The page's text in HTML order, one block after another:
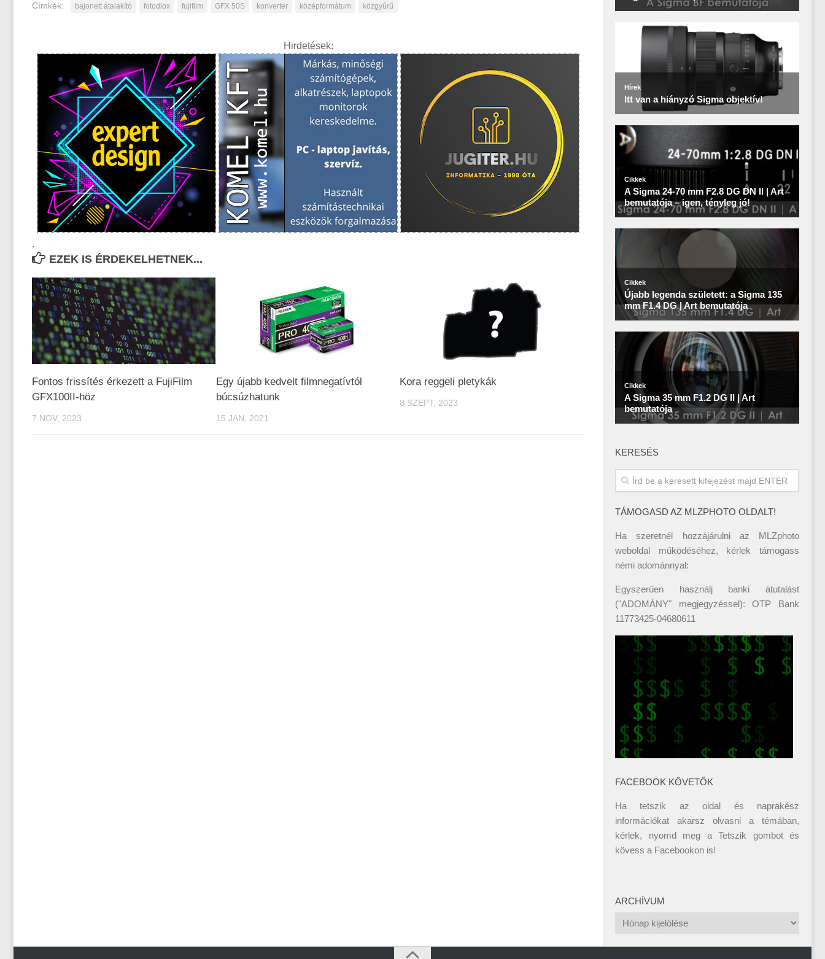
Címkék: bajonett átalakító fotodiox fujifilm GFX 50S konverter középformátum közgyűrű
Hirdetések:
.
EZEK IS ÉRDEKELHETNEK...
Fontos frissítés érkezett a FujiFilm
GFX100II-höz
7 NOV, 2023
Egy újabb kedvelt filmnegatívtól
búcsúzhatunk
15 JAN, 2021
Kora reggeli pletykák
8 SZEPT, 2023
KERESÉS
TÁMOGASD AZ MLZPHOTO OLDALT!
Ha szeretnél hozzájárulni az MLZphoto
weboldal működéséhez, kérlek támogass
némi adománnyal:
Egyszerűen használj banki átutalást
("ADOMÁNY" megjegyzéssel): OTP Bank
11773425-04680611
FACEBOOK KÖVETŐK
Ha tetszik az oldal és naprakész
információkat akarsz olvasni a témában,
kérlek, nyomd meg a Tetszik gombot és
kövess a Facebookon is!
ARCHÍVUM
Archívum